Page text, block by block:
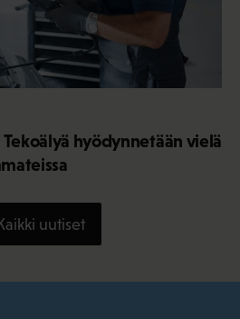
hyödynnetään vielä
uutiset